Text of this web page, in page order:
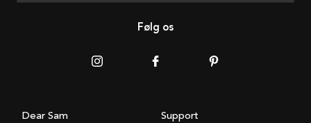
Følg os
Dear Sam Support